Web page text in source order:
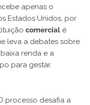
apenas o
Estados Unidos, por
comercial é
leva a debates sobre
renda e a
para gestar.
processo desafia a